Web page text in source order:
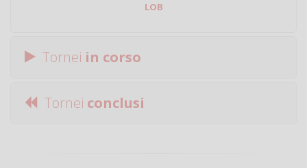
LOB
Tornei in corso
Tornei conclusi